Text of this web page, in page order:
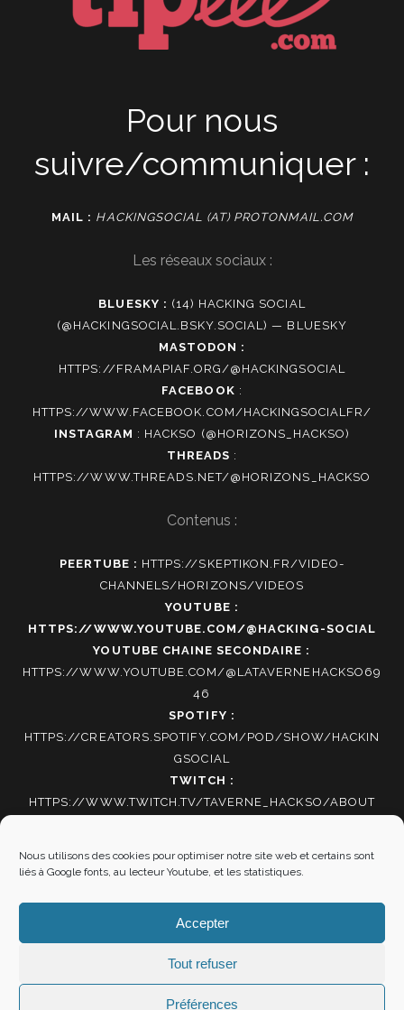
Nous utilisons des cookies pour optimiser notre site web et certains sont
liés à Google fonts, au lecteur Youtube, et les statistiques.
Accepter
Tout refuser
Préférences
Pour nous
suivre/communiquer :
MAIL : HACKINGSOCIAL (AT) PROTONMAIL.COM
Les réseaux sociaux :
BLUESKY : (14) HACKING SOCIAL
(@HACKINGSOCIAL.BSKY.SOCIAL) — BLUESKY
MASTODON :
HTTPS://FRAMAPIAF.ORG/@HACKINGSOCIAL
FACEBOOK :
HTTPS://WWW.FACEBOOK.COM/HACKINGSOCIALFR/
INSTAGRAM : HACKSO (@HORIZONS_HACKSO)
THREADS :
HTTPS://WWW.THREADS.NET/@HORIZONS_HACKSO
Contenus :
PEERTUBE : HTTPS://SKEPTIKON.FR/VIDEO-
CHANNELS/HORIZONS/VIDEOS
YOUTUBE :
HTTPS://WWW.YOUTUBE.COM/@HACKING-SOCIAL
YOUTUBE CHAINE SECONDAIRE :
HTTPS://WWW.YOUTUBE.COM/@LATAVERNEHACKSO69
46
SPOTIFY :
HTTPS://CREATORS.SPOTIFY.COM/POD/SHOW/HACKIN
GSOCIAL
TWITCH :
HTTPS://WWW.TWITCH.TV/TAVERNE_HACKSO/ABOUT
Mentions Légales|Politique de cookies